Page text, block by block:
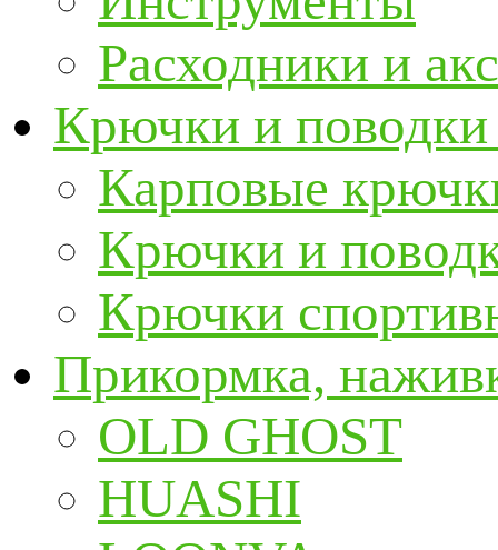
Расходники и
Крючки и
Карповые
Крючки и
Крючки
Прикормка,
OLD GHOST
HUASHI